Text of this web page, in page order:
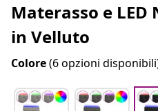
Materasso e LED
in Velluto
Colore(6 opzioni